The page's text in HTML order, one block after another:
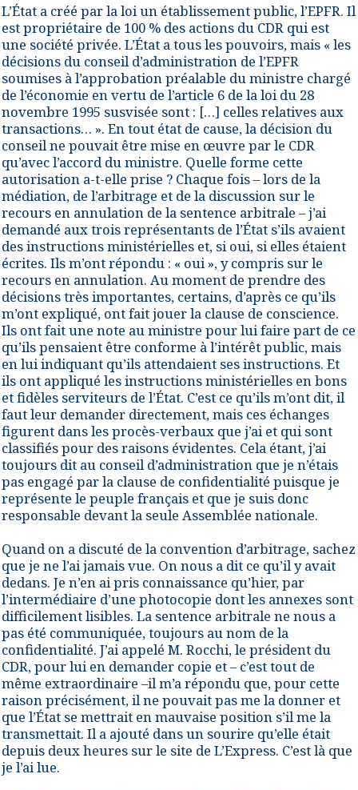
L’État a créé par la loi un établissement public, l’EPFR. Il
est propriétaire de 100 % des actions du CDR qui est
une société privée. L’État a tous les pouvoirs, mais « les
décisions du conseil d’administration de l’EPFR
soumises à l’approbation préalable du ministre chargé
de l’économie en vertu de l’article 6 de la loi du 28
novembre 1995 susvisée sont : […] celles relatives aux
transactions… ». En tout état de cause, la décision du
conseil ne pouvait être mise en œuvre par le CDR
qu’avec l’accord du ministre. Quelle forme cette
autorisation a-t-elle prise ? Chaque fois – lors de la
médiation, de l’arbitrage et de la discussion sur le
recours en annulation de la sentence arbitrale – j’ai
demandé aux trois représentants de l’État s’ils avaient
des instructions ministérielles et, si oui, si elles étaient
écrites. Ils m’ont répondu : « oui », y compris sur le
recours en annulation. Au moment de prendre des
décisions très importantes, certains, d’après ce qu’ils
m’ont expliqué, ont fait jouer la clause de conscience.
Ils ont fait une note au ministre pour lui faire part de ce
qu’ils pensaient être conforme à l’intérêt public, mais
en lui indiquant qu’ils attendaient ses instructions. Et
ils ont appliqué les instructions ministérielles en bons
et fidèles serviteurs de l’État. C’est ce qu’ils m’ont dit, il
faut leur demander directement, mais ces échanges
figurent dans les procès-verbaux que j’ai et qui sont
classifiés pour des raisons évidentes. Cela étant, j’ai
toujours dit au conseil d’administration que je n’étais
pas engagé par la clause de confidentialité puisque je
représente le peuple français et que je suis donc
responsable devant la seule Assemblée nationale.
Quand on a discuté de la convention d’arbitrage, sachez
que je ne l’ai jamais vue. On nous a dit ce qu’il y avait
dedans. Je n’en ai pris connaissance qu’hier, par
l’intermédiaire d’une photocopie dont les annexes sont
difficilement lisibles. La sentence arbitrale ne nous a
pas été communiquée, toujours au nom de la
confidentialité. J’ai appelé M. Rocchi, le président du
CDR, pour lui en demander copie et – c’est tout de
même extraordinaire –il m’a répondu que, pour cette
raison précisément, il ne pouvait pas me la donner et
que l’État se mettrait en mauvaise position s’il me la
transmettait. Il a ajouté dans un sourire qu’elle était
depuis deux heures sur le site de L’Express. C’est là que
je l’ai lue.